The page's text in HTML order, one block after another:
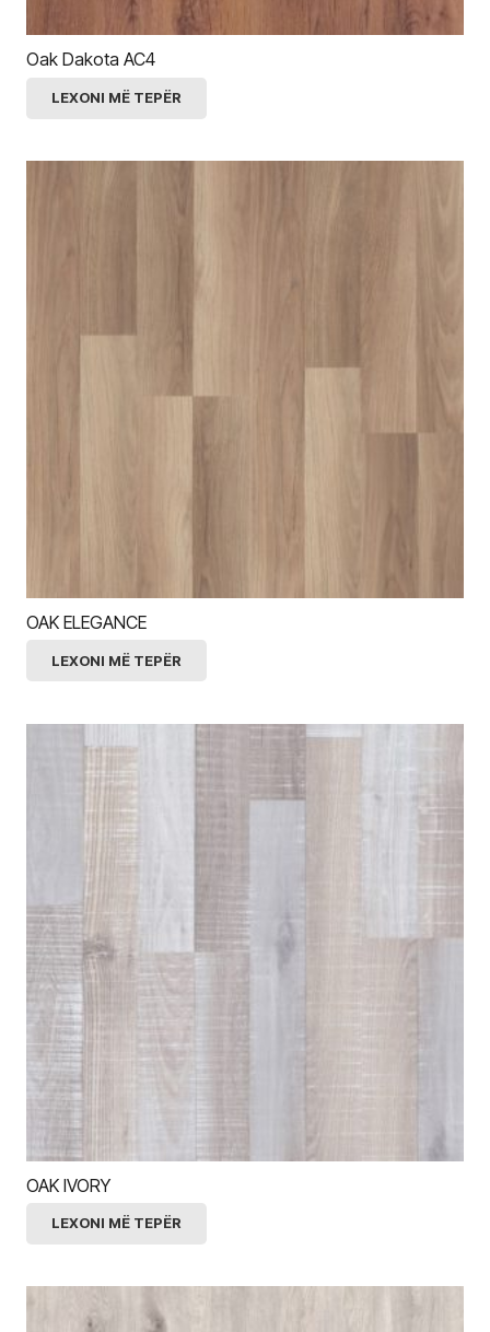
Oak Dakota AC4
LEXONI MË TEPËR
OAK ELEGANCE
LEXONI MË TEPËR
OAK IVORY
LEXONI MË TEPËR